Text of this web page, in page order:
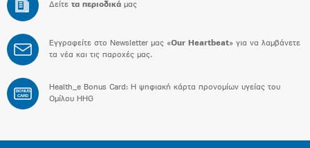
Δείτε τα περιοδικά μας
Εγγραφείτε στο Newsletter μας «Our Heartbeat» για να λαμβάνετε
τα νέα και τις παροχές μας.
BONUS
CARD
Health_e Bonus Card: H ψηφιακή κάρτα προνομίων υγείας του
Ομίλου HHG